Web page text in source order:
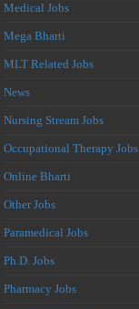
Medical Jobs
Mega Bharti
MLT Related Jobs
News
Nursing Stream Jobs
Occupational Therapy Jobs
Online Bharti
Other Jobs
Paramedical Jobs
Ph.D. Jobs
Pharmacy Jobs